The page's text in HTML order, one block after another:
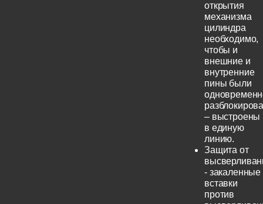
открытия
механизма
цилиндра
необходимо,
чтобы и
внешние и
внутренние
пины были
– выстроены
в единую
линию.
Защита от
- закаленные
вставки
против